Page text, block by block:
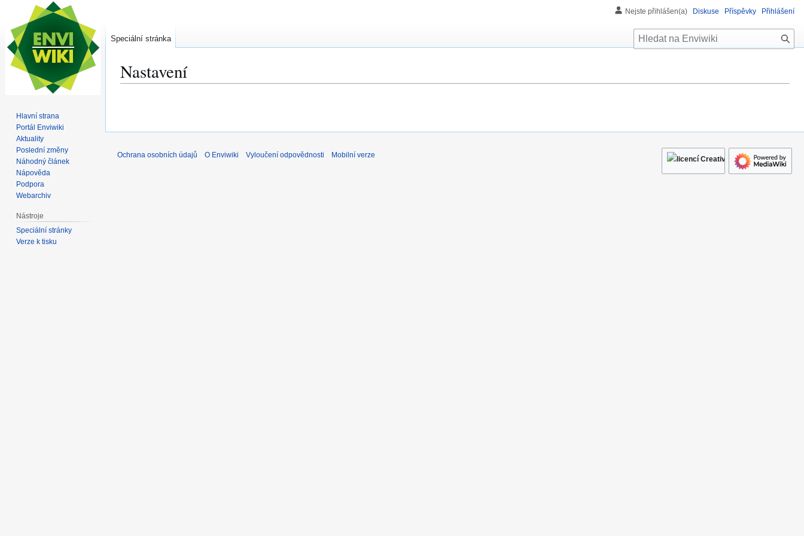
Nastavení
Nejste přihlášen(a) Diskuse Příspěvky Přihlášení
Speciální stránka
H
l
á
Hlavní strana
Portál Enviwiki
Aktuality
Poslední změny
Náhodný článek
Nápověda
Podpora
Webarchiv
Nástroje
Speciální stránky
Verze k tisku
Ochrana osobních údajů O Enviwiki Vyloučení odpovědnosti Mobilní verze